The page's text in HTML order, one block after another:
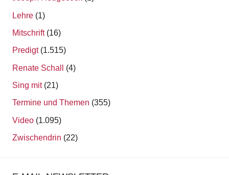
Renate Schall
Sing mit(21)
Termine und Themen
Video(1.095)
Zwischendrin
E-MAIL-NEWSLETTER